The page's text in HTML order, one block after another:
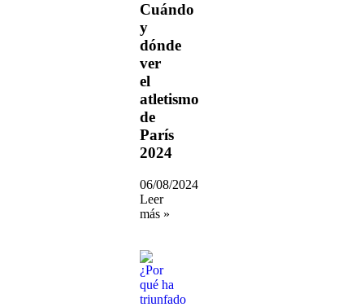
Cuándo
y
dónde
ver
el
atletismo
de
París
2024
06/08/2024
Leer
más »